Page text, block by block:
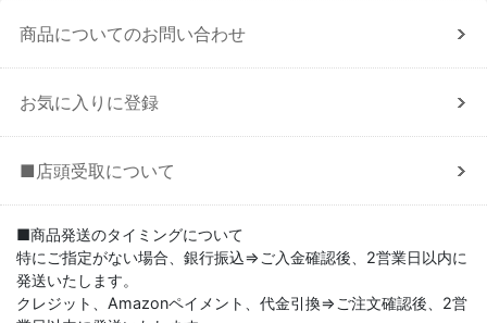
商品についてのお問い合わせ
お気に入りに登録
■店頭受取について
■商品発送のタイミングについて
特にご指定がない場合、銀行振込⇒ご入金確認後、2営業日以内に
発送いたします。
クレジット、Amazonペイメント、代金引換⇒ご注文確認後、2営